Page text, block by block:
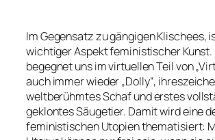
Im Gegensatz zu gängigen Klischees,
wichtiger Aspekt feministischer Kunst.
begegnet uns im virtuellen Teil von
auch immer wieder „Dolly“,
weltberühmtes Schaf und erstes
geklontes Säugetier. Damit wird eine
feministischen Utopien thematisiert: